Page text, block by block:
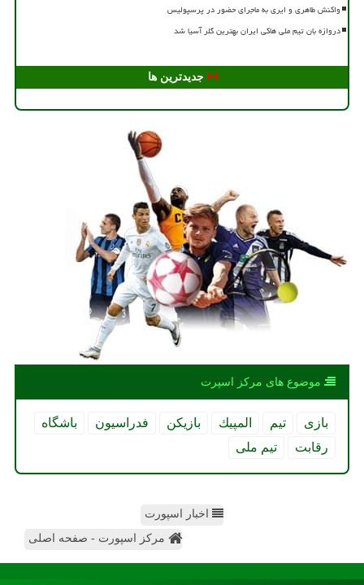
واکنش طاهری و ایری به ماجرای حضور در پرسپولیس
دروازه بان تیم ملی هاکی ایران بهترین گلر آسیا شد
جدیدترین ها
موضوع های مركز اسپرت
بازی تیم المپیك بازیكن فدراسیون
باشگاه
رقابت
تیم ملی
اخبار اسپورت
مرکز اسپورت - صفحه اصلی